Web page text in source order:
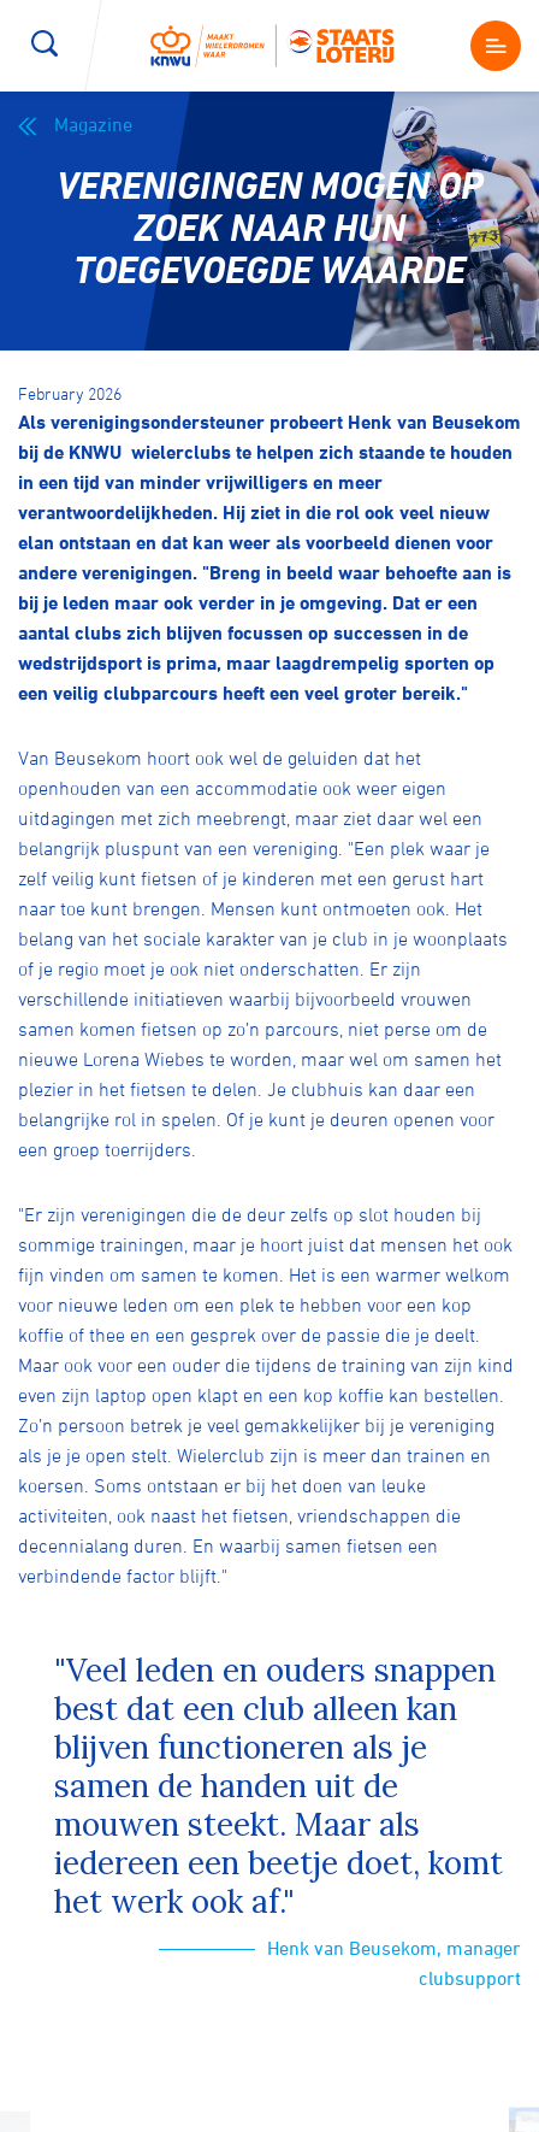
Kenniscentrum
Magazine
Shop
Producten en diensten
Contact
Over ons
Magazine
VERENIGINGEN MOGEN OP
ZOEK NAAR HUN
TOEGEVOEGDE WAARDE
February 2026
Als verenigingsondersteuner probeert Henk van Beusekom
bij de KNWU wielerclubs te helpen zich staande te houden
in een tijd van minder vrijwilligers en meer
verantwoordelijkheden. Hij ziet in die rol ook veel nieuw
elan ontstaan en dat kan weer als voorbeeld dienen voor
andere verenigingen. "Breng in beeld waar behoefte aan is
bij je leden maar ook verder in je omgeving. Dat er een
aantal clubs zich blijven focussen op successen in de
wedstrijdsport is prima, maar laagdrempelig sporten op
een veilig clubparcours heeft een veel groter bereik."
Van Beusekom hoort ook wel de geluiden dat het
openhouden van een accommodatie ook weer eigen
uitdagingen met zich meebrengt, maar ziet daar wel een
belangrijk pluspunt van een vereniging. "Een plek waar je
zelf veilig kunt fietsen of je kinderen met een gerust hart
naar toe kunt brengen. Mensen kunt ontmoeten ook. Het
belang van het sociale karakter van je club in je woonplaats
of je regio moet je ook niet onderschatten. Er zijn
verschillende initiatieven waarbij bijvoorbeeld vrouwen
samen komen fietsen op zo’n parcours, niet perse om de
nieuwe Lorena Wiebes te worden, maar wel om samen het
plezier in het fietsen te delen. Je clubhuis kan daar een
belangrijke rol in spelen. Of je kunt je deuren openen voor
een groep toerrijders.
"Er zijn verenigingen die de deur zelfs op slot houden bij
sommige trainingen, maar je hoort juist dat mensen het ook
fijn vinden om samen te komen. Het is een warmer welkom
voor nieuwe leden om een plek te hebben voor een kop
koffie of thee en een gesprek over de passie die je deelt.
Maar ook voor een ouder die tijdens de training van zijn kind
even zijn laptop open klapt en een kop koffie kan bestellen.
Zo’n persoon betrek je veel gemakkelijker bij je vereniging
als je je open stelt. Wielerclub zijn is meer dan trainen en
koersen. Soms ontstaan er bij het doen van leuke
activiteiten, ook naast het fietsen, vriendschappen die
decennialang duren. En waarbij samen fietsen een
verbindende factor blijft."
"Veel leden en ouders snappen
best dat een club alleen kan
blijven functioneren als je
samen de handen uit de
mouwen steekt. Maar als
iedereen een beetje doet, komt
het werk ook af."
Henk van Beusekom, manager
clubsupport
Wegwielrennen Mountainbiken
E-Racing
Kunstwielrijden ID-Cycling
BMX freestyle Gravel
Veldrijden Biketrial
Pumptrack Fixed gear